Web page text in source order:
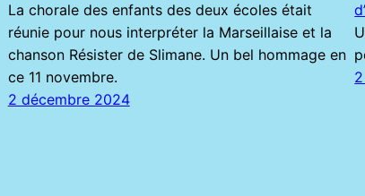
La chorale des enfants des deux écoles était
réunie pour nous interpréter la Marseillaise et la
chanson Résister de Slimane. Un bel hommage en
ce 11 novembre.
2 décembre 2024